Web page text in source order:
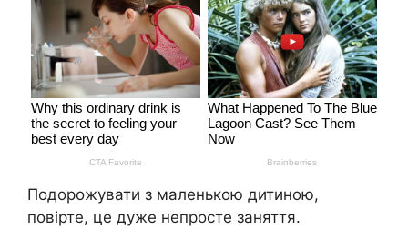
Подорожувати з маленькою дитиною,
повірте, це дуже непросте заняття.